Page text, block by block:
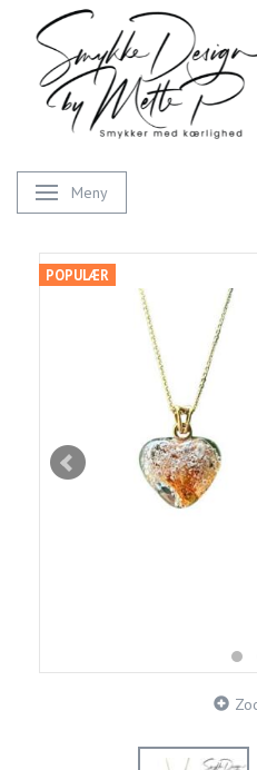
Veksle navigasjon
Meny
POPULÆR